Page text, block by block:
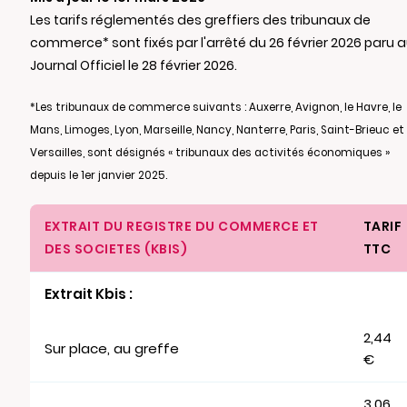
Les tarifs réglementés des greffiers des tribunaux de
commerce* sont fixés par l'arrêté du 26 février 2026 paru
Journal Officiel le 28 février 2026.
*Les tribunaux de commerce suivants : Auxerre, Avignon, le Havre, le
Mans, Limoges, Lyon, Marseille, Nancy, Nanterre, Paris, Saint-Brieuc et
Versailles, sont désignés « tribunaux des activités économiques »
depuis le 1er janvier 2025.
EXTRAIT DU REGISTRE DU COMMERCE ET
DES SOCIETES (KBIS)
TARIF
TTC
Extrait Kbis :
Sur place, au greffe
2,44
€